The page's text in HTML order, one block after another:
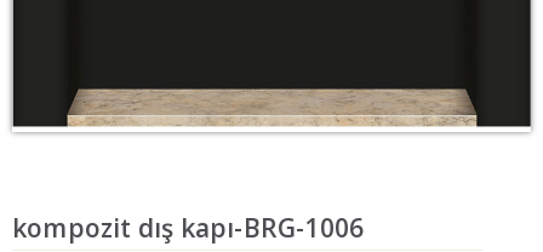
kompozit dış kapı-BRG-1006